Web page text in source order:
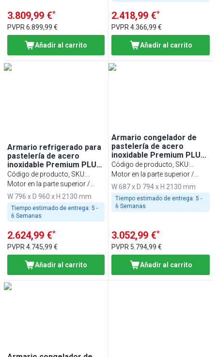
3.809,99 €*
PVPR 6.899,99 €
Añadir al carrito
2.418,99 €*
PVPR4.366,99 €
Añadir al carrito
Armario refrigerado para
pastelería de acero
inoxidable Premium PLUS
- acero inoxidable - 758
litros - EN 600 x 800 -con 1
Código de producto, SKU:
BEI81T1
Motor en la parte superior /
temperatura (-2 ~ +8 °C)
W 796 x D 960 x H 2130 mm
Tiempo estimado de entrega: 5 -
6 Semanas
2.624,99 €*
PVPR 4.745,99 €
Añadir al carrito
Armario congelador de
pastelería de acero
inoxidable Premium PLUS
- EN 600x400 - 560L - con 1
puerta
Código de producto, SKU:
BTEI78T1
Motor en la parte superior /
temperatura (-18 °C)
W 687 x D 794 x H 2130 mm
Tiempo estimado de entrega: 5 -
6 Semanas
3.052,99 €*
PVPR 5.794,99 €
Añadir al carrito